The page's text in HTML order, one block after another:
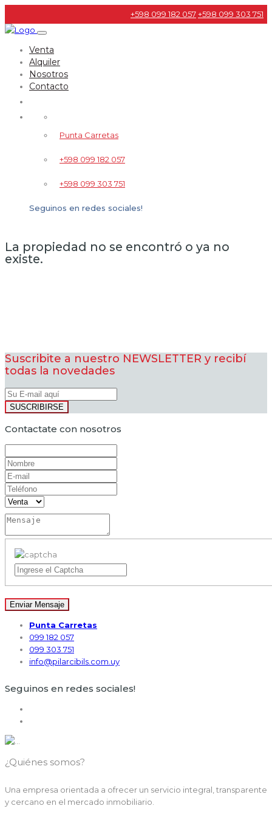
+598 099 182 057+598 099 303 751
Venta
Alquiler
Nosotros
Contacto
Punta Carretas
+598 099 182 057
+598 099 303 751
Seguinos en redes sociales!
La propiedad no se encontró o ya no
existe.
Suscribite a nuestro NEWSLETTER y recibí
todas la novedades
SUSCRIBIRSE
Contactate con nosotros
Enviar Mensaje
Punta Carretas
099 182 057
099 303 751
info@pilarcibils.com.uy
Seguinos en redes sociales!
¿Quiénes somos?
Una empresa orientada a ofrecer un servicio integral, transparente
y cercano en el mercado inmobiliario.